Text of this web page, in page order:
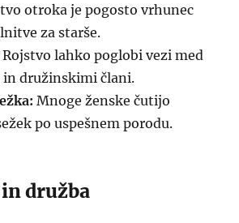
otroka je pogosto vrhunec
za starše.
Rojstvo lahko poglobi vezi med
družinskimi člani.
Mnoge ženske čutijo
po uspešnem porodu.
družba